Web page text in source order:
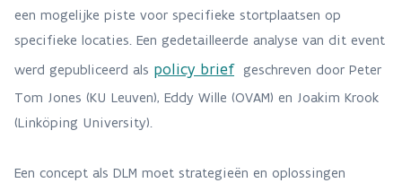
een mogelijke piste voor specifieke stortplaatsen op
specifieke locaties. Een gedetailleerde analyse van dit event
werd gepubliceerd als policy briefgeschreven door Peter
Tom Jones (KU Leuven), Eddy Wille (OVAM) en Joakim Krook
(Linköping University).
Een concept als DLM moet strategieën en oplossingen